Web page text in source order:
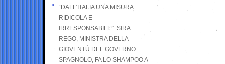
“DALL’ITALIA UNA MISURA
RIDICOLA E
IRRESPONSABILE”: SIRA
REGO, MINISTRA DELLA
GIOVENTÙ DEL GOVERNO
SPAGNOLO, FA LO SHAMPOO A